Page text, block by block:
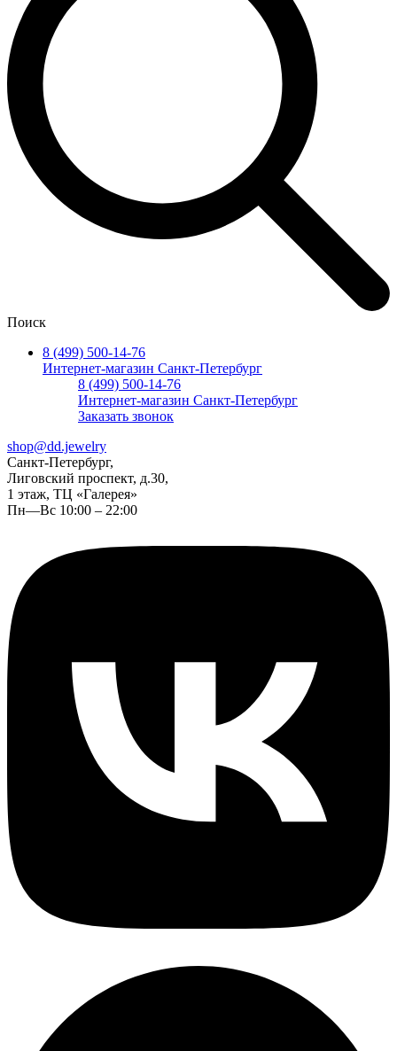
Поиск
8 (499) 500-14-76
Интернет-магазин Санкт-Петербург
8 (499) 500-14-76
Интернет-магазин Санкт-Петербург
Заказать звонок
shop@dd.jewelry
Санкт-Петербург,
Лиговский проспект, д.30,
1 этаж, ТЦ «Галерея»
Пн—Вс 10:00 – 22:00